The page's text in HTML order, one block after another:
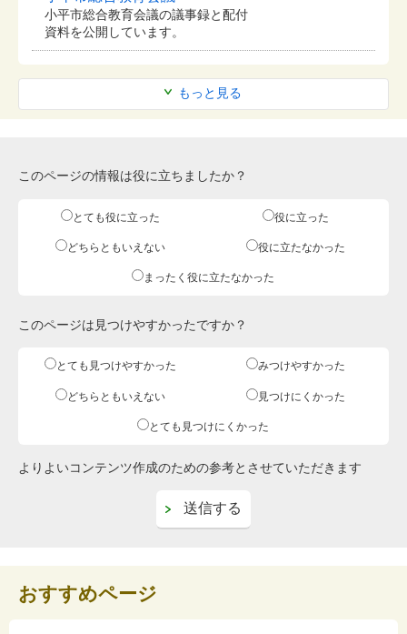
もっと見る
小平市総合教育会議の議事録と配付
資料を公開しています。
このページの情報は役に立ちましたか？
とても役に立った 役に立った
どちらともいえない 役に立たなかった
まったく役に立たなかった
このページは見つけやすかったですか？
とても見つけやすかった みつけやすかった
どちらともいえない 見つけにくかった
とても見つけにくかった
よりよいコンテンツ作成のための参考とさせていただきます
おすすめページ